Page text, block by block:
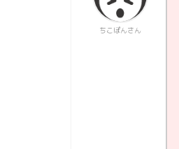
ちこぽんさん